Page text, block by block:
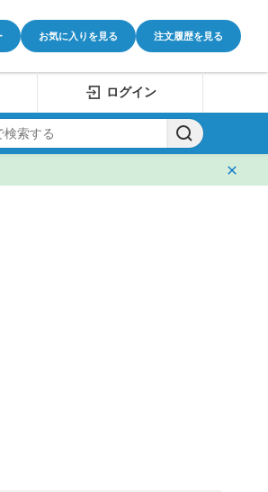
お気に入りを見る 注文履歴を見る
ログイン